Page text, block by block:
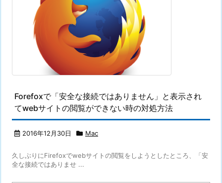
Forefoxで「安全な接続ではありません」と表示され
てwebサイトの閲覧ができない時の対処方法
2016年12月30日 Mac
久しぶりにFirefoxでwebサイトの閲覧をしようとしたところ、「安
全な接続ではありませ ...